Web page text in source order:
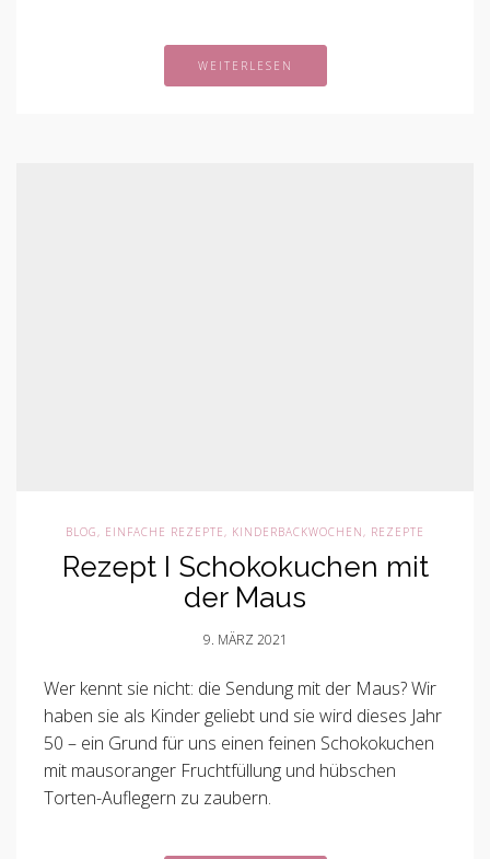
WEITERLESEN
BLOG, EINFACHE REZEPTE, KINDERBACKWOCHEN, REZEPTE
Rezept I Schokokuchen mit
der Maus
9. MÄRZ 2021
Wer kennt sie nicht: die Sendung mit der Maus? Wir
haben sie als Kinder geliebt und sie wird dieses Jahr
50 – ein Grund für uns einen feinen Schokokuchen
mit mausoranger Fruchtfüllung und hübschen
Torten-Auflegern zu zaubern.